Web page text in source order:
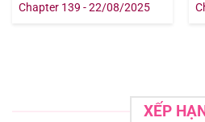
Chapter 519
Chapter 139 - 22/08/2025
XẾP